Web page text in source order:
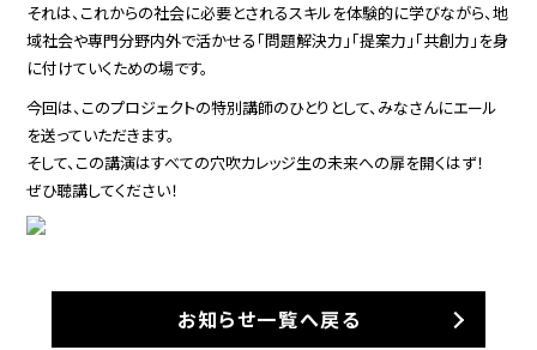
それは、これからの社会に必要とされるスキルを体験的に学びながら、地
域社会や専門分野内外で活かせる「問題解決力」「提案力」「共創力」を身
に付けていくための場です。
今回は、このプロジェクトの特別講師のひとりとして、みなさんにエール
を送っていただきます。
そして、この講演はすべての穴吹カレッジ生の未来への扉を開くはず！
ぜひ聴講してください！
お知らせ一覧へ戻る